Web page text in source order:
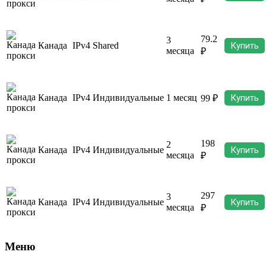
Канада IPv4 Shared
3
месяца
79.2
₽
Купить
Канада IPv4 Индивидуальные 1 месяц 99 ₽ Купить
Канада IPv4 Индивидуальные
2
месяца
198
₽
Купить
Канада IPv4 Индивидуальные
3
месяца
297
₽
Купить
Меню